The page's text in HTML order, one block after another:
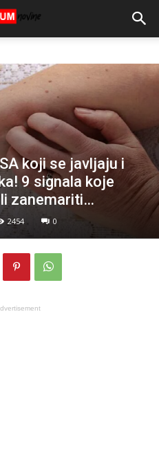
koji se javljaju i
9 signala koje
zanemariti…
2454 0